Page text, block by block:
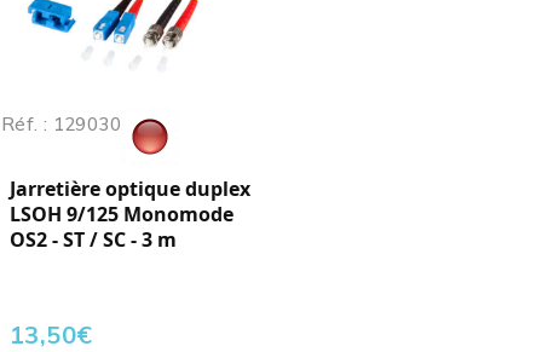
Réf. : 129030
Jarretière optique duplex
LSOH 9/125 Monomode
OS2 - ST / SC - 3 m
13,50€